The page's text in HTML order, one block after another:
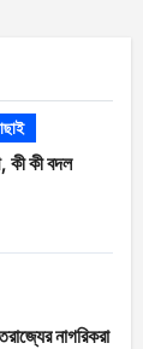
কী কী বদল
নাগরিকরা